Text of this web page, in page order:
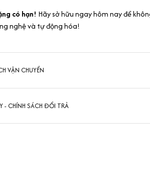
có hạn! Hãy sở hữu ngay hôm nay để
nghệ và tự động hóa!
VẬN CHUYỂN
- CHÍNH SÁCH ĐỔI TRẢ